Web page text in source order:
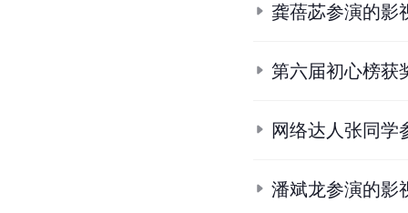
龚蓓苾参演的影
第六届初心榜获
网络达人张同学
潘斌龙参演的影